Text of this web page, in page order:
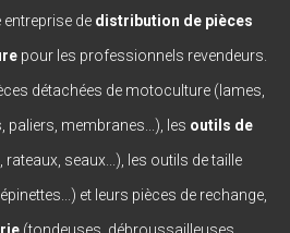
entreprise de distribution de pièces
pour les professionnels revendeurs.
détachées de motoculture (lames,
paliers, membranes...), les outils de
rateaux, seaux...), les outils de taille
et leurs pièces de rechange,